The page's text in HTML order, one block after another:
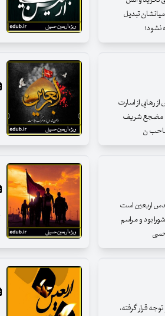
تبدیل
نشود!
رهایی از اسارت
آن مضجع شریف
صاحب ن
اربعین است
بود و مراسم
قرار گرفته،